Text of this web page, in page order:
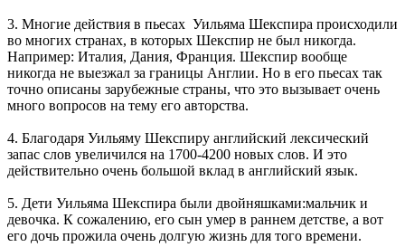
3. Многие действия в пьесах Уильяма Шекспира происходили
во многих странах, в которых Шекспир не был никогда.
Например: Италия, Дания, Франция. Шекспир вообще
никогда не выезжал за границы Англии. Но в его пьесах так
точно описаны зарубежные страны, что это вызывает очень
много вопросов на тему его авторства.
4. Благодаря Уильяму Шекспиру английский лексический
запас слов увеличился на 1700-4200 новых слов. И это
действительно очень большой вклад в английский язык.
5. Дети Уильяма Шекспира были двойняшками:мальчик и
девочка. К сожалению, его сын умер в раннем детстве, а вот
его дочь прожила очень долгую жизнь для того времени.